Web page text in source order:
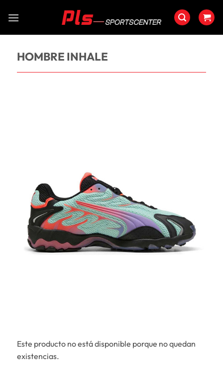
HOMBRE INHALE
Este producto no está disponible porque no quedan
existencias.